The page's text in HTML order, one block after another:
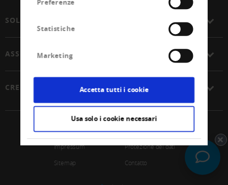
Preferenze
Statistiche
Marketing
Accetta tutti i cookie
Usa solo i cookie necessari
SOLUZIONI
ASSOCIAZIONE
CREDITREFORM
Impressum
Protezione dei dati
Sitemap
Contatto